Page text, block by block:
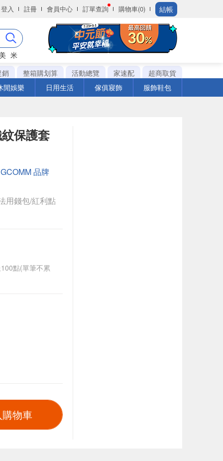
登入 註冊 會員中心 訂單查詢 購物車(0) 結帳
米
銷 整箱購划算 活動總覽 家速配
超商取貨
閒娛樂 日用生活 傢俱寢飾 服飾鞋包
保護套
GCOMM 品牌
用錢包/紅利點
點(單筆不累
物車